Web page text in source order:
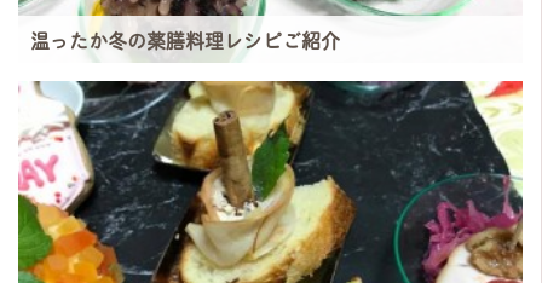
温ったか冬の薬膳料理レシピご紹介